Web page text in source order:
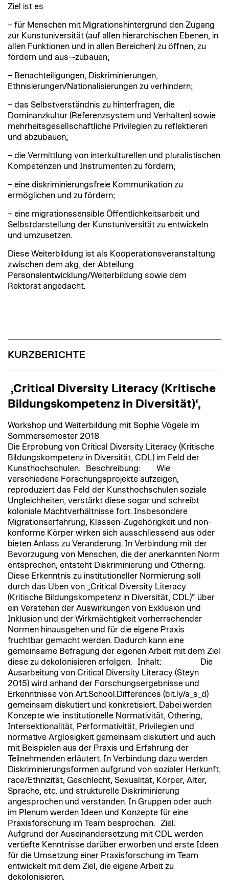
Ziel ist es
– für Menschen mit Migrationshintergrund den Zugang
zur Kunstuniversität (auf allen hierarchischen Ebenen, in
allen Funktionen und in allen Bereichen) zu öffnen, zu
fördern und aus-­‐zubauen;
– Benachteiligungen, Diskriminierungen,
Ethnisierungen/Nationalisierungen zu verhindern;
– das Selbstverständnis zu hinterfragen, die
Dominanzkultur (Referenzsystem und Verhalten) sowie
mehrheitsgesellschaftliche Privilegien zu reflektieren
und abzubauen;
– die Vermittlung von interkulturellen und pluralistischen
Kompetenzen und Instrumenten zu fördern;
– eine diskriminierungsfreie Kommunikation zu
ermöglichen und zu fördern;
– eine migrationssensible Öffentlichkeitsarbeit und
Selbstdarstellung der Kunstuniversität zu entwickeln
und umzusetzen.
Diese Weiterbildung ist als Kooperationsveranstaltung
zwischen dem akg, der Abteilung
Personalentwicklung/Weiterbildung sowie dem
Rektorat angedacht.
KURZBERICHTE
‚Critical Diversity Literacy (Kritische
Bildungskompetenz in Diversität)‘,
Workshop und Weiterbildung mit Sophie Vögele im
Sommersemester 2018
Die Erprobung von Critical Diversity Literacy (Kritische
Bildungskompetenz in Diversität, CDL) im Feld der
Kunsthochschulen. Beschreibung: Wie
verschiedene Forschungsprojekte aufzeigen,
reproduziert das Feld der Kunsthochschulen soziale
Ungleichheiten, verstärkt diese sogar und schreibt
koloniale Machtverhältnisse fort. Insbesondere
Migrationserfahrung, Klassen-Zugehörigkeit und non-
konforme Körper wirken sich ausschliessend aus oder
bieten Anlass zu Veranderung. In Verbindung mit der
Bevorzugung von Menschen, die der anerkannten Norm
entsprechen, entsteht Diskriminierung und Othering.
Diese Erkenntnis zu institutioneller Normierung soll
durch das Üben von „Critical Diversity Literacy
(Kritische Bildungskompetenz in Diversität, CDL)“ über
ein Verstehen der Auswirkungen von Exklusion und
Inklusion und der Wirkmächtigkeit vorherrschender
Normen hinausgehen und für die eigene Praxis
fruchtbar gemacht werden. Dadurch kann eine
gemeinsame Befragung der eigenen Arbeit mit dem Ziel
diese zu dekolonisieren erfolgen. Inhalt: Die
Ausarbeitung von Critical Diversity Literacy (Steyn
2015) wird anhand der Forschungsergebnisse und
Erkenntnisse von Art.School.Differences (bit.ly/a_s_d)
gemeinsam diskutiert und konkretisiert. Dabei werden
Konzepte wie institutionelle Normativität, Othering,
Intersektionalität, Performativität, Privilegien und
normative Arglosigkeit gemeinsam diskutiert und auch
mit Beispielen aus der Praxis und Erfahrung der
Teilnehmenden erläutert. In Verbindung dazu werden
Diskriminierungsformen aufgrund von sozialer Herkunft,
race/Ethnizität, Geschlecht, Sexualität, Körper, Alter,
Sprache, etc. und strukturelle Diskriminierung
angesprochen und verstanden. In Gruppen oder auch
im Plenum werden Ideen und Konzepte für eine
Praxisforschung im Team besprochen. Ziel:
Aufgrund der Auseinandersetzung mit CDL werden
vertiefte Kenntnisse darüber erworben und erste Ideen
für die Umsetzung einer Praxisforschung im Team
entwickelt mit dem Ziel, die eigene Arbeit zu
dekolonisieren.